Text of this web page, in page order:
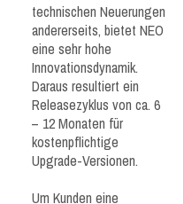
technischen Neuerungen
andererseits, bietet NEO
eine sehr hohe
Innovationsdynamik.
Daraus resultiert ein
Releasezyklus von ca. 6
– 12 Monaten für
kostenpflichtige
Upgrade-Versionen.
Um Kunden eine